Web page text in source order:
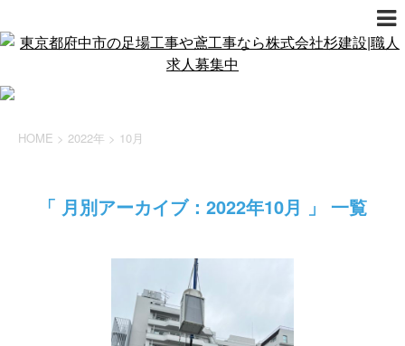
HOME > 2022年 > 10月
「 月別アーカイブ：2022年10月 」 一覧